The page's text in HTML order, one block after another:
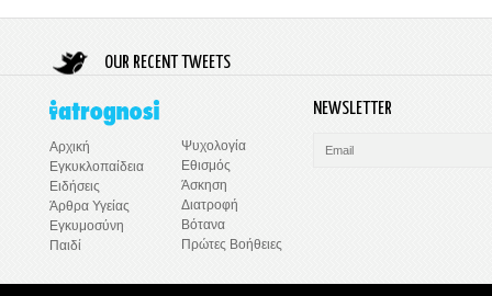
OUR RECENT TWEETS
Αρχική
Εγκυκλοπαίδεια
Ειδήσεις
Άρθρα Υγείας
Εγκυμοσύνη
Παιδί
Ψυχολογία
Εθισμός
Άσκηση
Διατροφή
Βότανα
Πρώτες Βοήθειες
NEWSLETTER